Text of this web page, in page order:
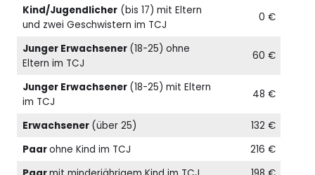
Kind/Jugendlicher(bis 17) mit Eltern
und zwei Geschwistern im TCJ
0 €
Junger Erwachsener (18-25) ohne
Eltern im TCJ
60 €
Junger Erwachsener (18-25) mit Eltern
im TCJ
48 €
Erwachsener (über 25)
132 €
Paarohne Kind im TCJ
216 €